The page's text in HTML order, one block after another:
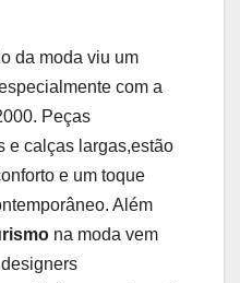
da moda viu‍ um
com a​
Peças⁤
e calças largas,estão
e um toque
⁢Além
na moda vem